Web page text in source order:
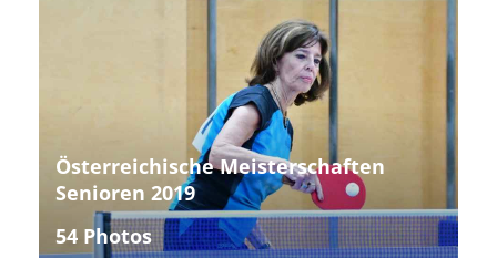
Österreichische Meisterschaften
Senioren 2019
54 Photos